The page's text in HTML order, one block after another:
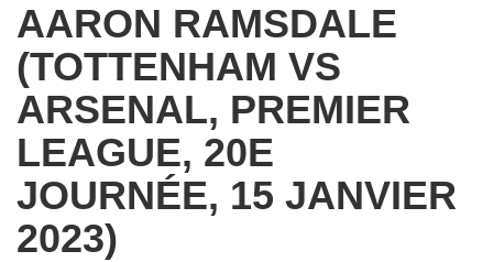
AARON RAMSDALE
(TOTTENHAM VS
ARSENAL, PREMIER
LEAGUE, 20E
JOURNÉE, 15 JANVIER
2023)